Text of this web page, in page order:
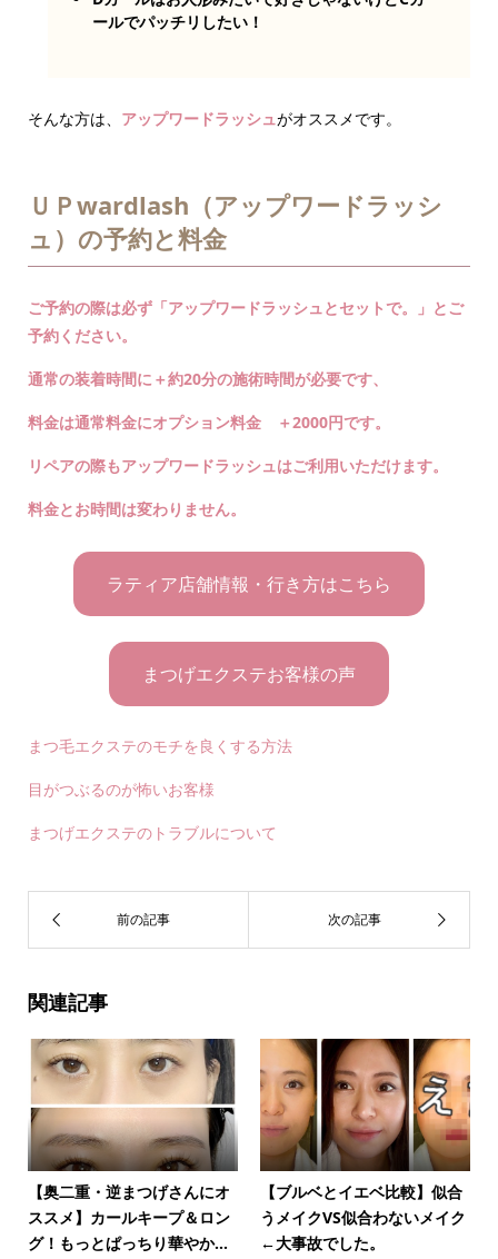
ールでパッチリしたい！
そんな方は、 アップワードラッシュがオススメです。
ＵＰwardlash（アップワードラッシ
ュ）の予約と料金
ご予約の際は必ず「アップワードラッシュとセットで。」とご
予約ください。
通常の装着時間に＋約20分の施術時間が必要です、
料金は通常料金にオプション料金 ＋2000円です。
リペアの際もアップワードラッシュはご利用いただけます。
料金とお時間は変わりません。
ラティア店舗情報・行き方はこちら
まつげエクステお客様の声
まつ毛エクステのモチを良くする方法
目がつぶるのが怖いお客様
まつげエクステのトラブルについて
関連記事
【奥二重・逆まつげさんにオ
ススメ】カールキープ＆ロン
グ！もっとぱっちり華やか...
【ブルベとイエベ比較】似合
うメイクVS似合わないメイク
←大事故でした。